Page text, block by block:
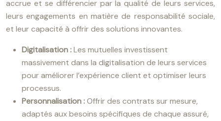
accrue et se différencier par la qualité de leurs services,
leurs engagements en matière de responsabilité sociale,
et leur capacité à offrir des solutions innovantes.
Digitalisation :Les mutuelles investissent
massivement dans la digitalisation de leurs services
pour améliorer l’expérience client et optimiser leurs
processus.
Personnalisation :Offrir des contrats sur mesure,
adaptés aux besoins spécifiques de chaque assuré,